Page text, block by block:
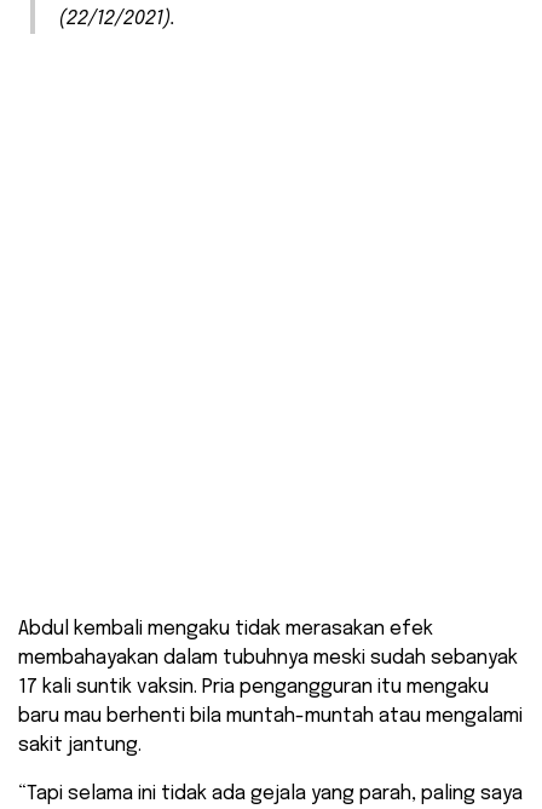
(22/12/2021).
Abdul kembali mengaku tidak merasakan efek
membahayakan dalam tubuhnya meski sudah sebanyak
17 kali suntik vaksin. Pria pengangguran itu mengaku
baru mau berhenti bila muntah-muntah atau mengalami
sakit jantung.
“Tapi selama ini tidak ada gejala yang parah, paling saya